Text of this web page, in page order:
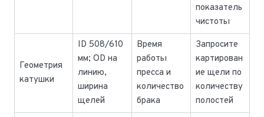
показатель
чистоты
Геометрия
катушки
ID 508/610
мм; OD на
линию,
ширина
щелей
Время
работы
пресса и
количество
брака
Запросите
картирован
ие щели по
количеству
полостей